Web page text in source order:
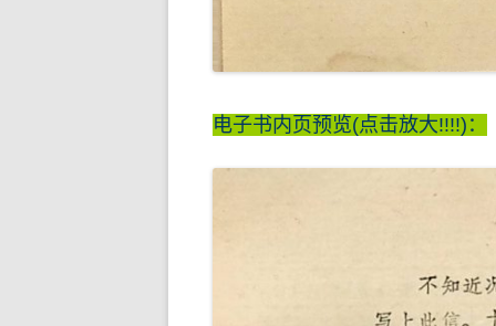
电子书内页预览(点击放大!!!!)：